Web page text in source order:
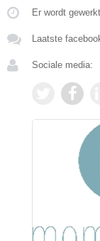
Er wordt
Laatste
Sociale media: